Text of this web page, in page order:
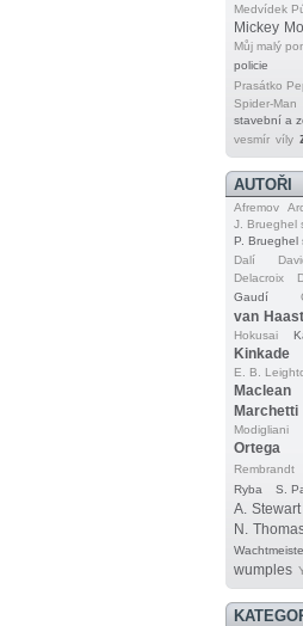
Medvídek
Mickey
Můj malý
policie
Prasátko
Spider‐Man
stavební a
vesmír víly
AUTOŘI
Afremov
J. Brueghel
P. Brueghel
Dalí
Delacroix
Gaudí
van
Hokusai
Kinkade
E. B.
Maclean
Marchetti
Modigliani
Ortega
Rembrandt
Ryba S.
A. Stewart
N.
wumples